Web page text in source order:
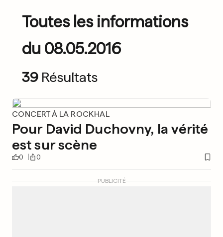
Toutes les informations
du 08.05.2016
39 Résultats
CONCERT À LA ROCKHAL
Pour David Duchovny, la vérité
est sur scène
0 0
PUBLICITÉ